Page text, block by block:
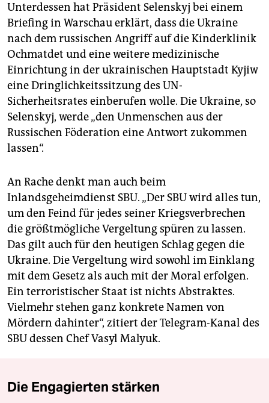
Unterdessen hat Präsident Selenskyj bei einem
Briefing in Warschau erklärt, dass die Ukraine
nach dem russischen Angriff auf die Kinderklinik
Ochmatdet und eine weitere medizinische
Einrichtung in der ukrainischen Hauptstadt Kyjiw
eine Dringlichkeitssitzung des UN-
Sicherheitsrates einberufen wolle. Die Ukraine, so
Selenskyj, werde „den Unmenschen aus der
Russischen Föderation eine Antwort zukommen
lassen“.
An Rache denkt man auch beim
Inlandsgeheimdienst SBU. „Der SBU wird alles tun,
um den Feind für jedes seiner Kriegsverbrechen
die größtmögliche Vergeltung spüren zu lassen.
Das gilt auch für den heutigen Schlag gegen die
Ukraine. Die Vergeltung wird sowohl im Einklang
mit dem Gesetz als auch mit der Moral erfolgen.
Ein terroristischer Staat ist nichts Abstraktes.
Vielmehr stehen ganz konkrete Namen von
Mördern dahinter“, zitiert der Telegram-Kanal des
SBU dessen Chef Vasyl Malyuk.
Die Engagierten stärken